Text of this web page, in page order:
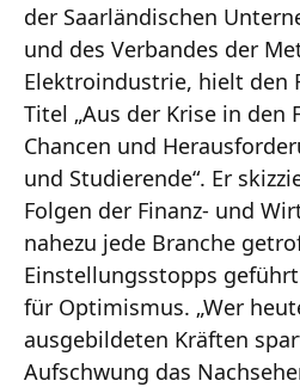
der Saarländischen
und des Verbandes der
Elektroindustrie, hielt den
Titel „Aus der Krise in den
Chancen und
und Studierende“. Er
Folgen der Finanz- und
nahezu jede Branche
Einstellungsstopps
für Optimismus. „Wer
ausgebildeten Kräften
Aufschwung das